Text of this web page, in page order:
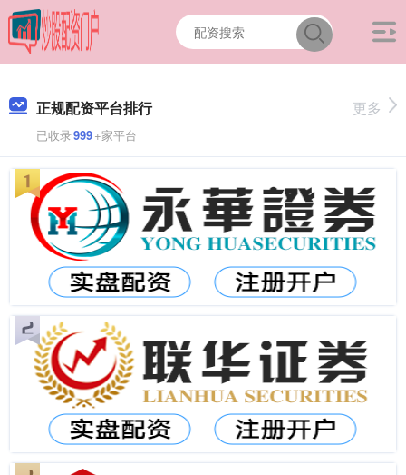
正规配资平台排行
已收录999+家平台
更多